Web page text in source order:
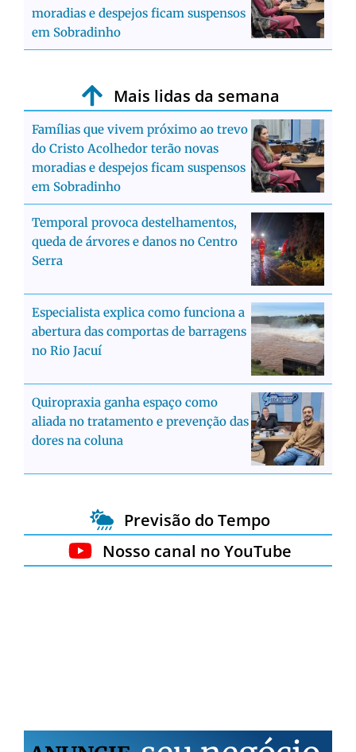
moradias e despejos ficam suspensos
em Sobradinho
Mais lidas da semana
Famílias que vivem próximo ao trevo
do Cristo Acolhedor terão novas
moradias e despejos ficam suspensos
em Sobradinho
Temporal provoca destelhamentos,
queda de árvores e danos no Centro
Serra
Especialista explica como funciona a
abertura das comportas de barragens
no Rio Jacuí
Quiropraxia ganha espaço como
aliada no tratamento e prevenção das
dores na coluna
Previsão do Tempo
Nosso canal no YouTube